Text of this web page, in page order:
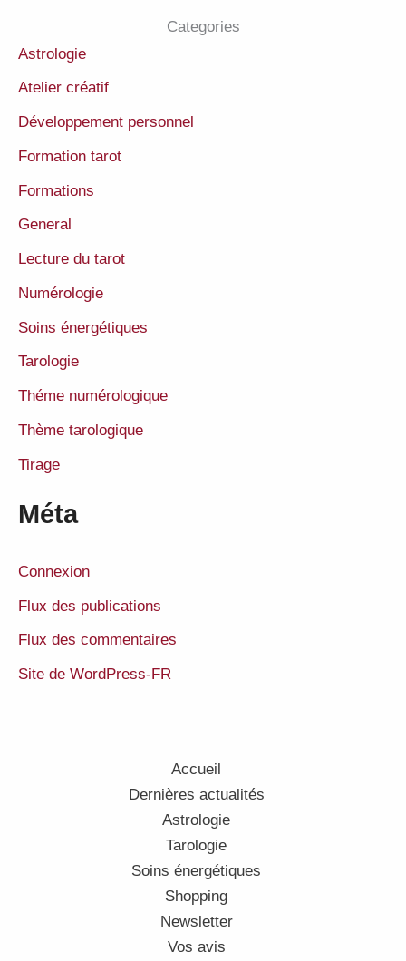
Categories
Astrologie
Atelier créatif
Développement personnel
Formation tarot
Formations
General
Lecture du tarot
Numérologie
Soins énergétiques
Tarologie
Théme numérologique
Thème tarologique
Tirage
Méta
Connexion
Flux des publications
Flux des commentaires
Site de WordPress-FR
Accueil
Dernières actualités
Astrologie
Tarologie
Soins énergétiques
Shopping
Newsletter
Vos avis